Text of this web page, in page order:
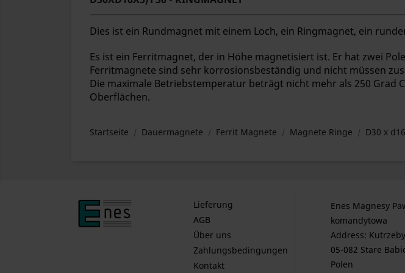
Dies ist ein Rundmagnet mit einem Loch, ein Ringmagnet, ein
Es ist ein Ferritmagnet, der in Höhe magnetisiert ist. Er hat zwei
Ferritmagnete sind sehr korrosionsbeständig und nicht müssen
Die maximale Betriebstemperatur beträgt nicht mehr als 250
Oberflächen.
Startseite Dauermagnete Ferrit Magnete Magnete Ringe D30 x
Lieferung
AGB
Über uns
Zahlungsbedingungen
Kontakt
Enes Magnesy
komandytowa
Address:
05-082 Stare
Polen